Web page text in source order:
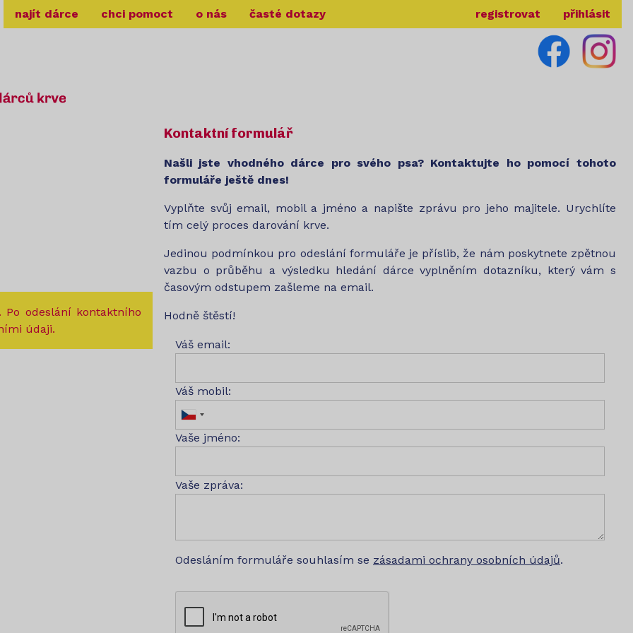
najít dárce chci pomoct o nás časté dotazy přihlásit
registrovat
odeslání kontaktního
údaji.
Kontaktní formulář
Našli jste vhodného dárce pro svého psa? Kontaktujte ho pomocí tohoto
formuláře ještě dnes!
Vyplňte svůj email, mobil a jméno a napište zprávu pro jeho majitele. Urychlíte
tím celý proces darování krve.
Jedinou podmínkou pro odeslání formuláře je příslib, že nám poskytnete zpětnou
vazbu o průběhu a výsledku hledání dárce vyplněním dotazníku, který vám s
časovým odstupem zašleme na email.
Hodně štěstí!
Váš email:
Váš mobil:
Vaše jméno:
Vaše zpráva:
Odesláním formuláře souhlasím se zásadami ochrany osobních údajů.